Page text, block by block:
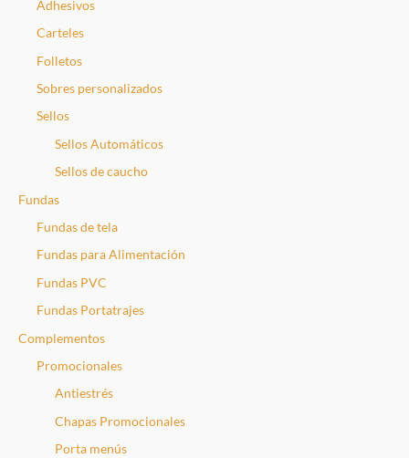
Adhesivos
Carteles
Folletos
Sobres personalizados
Sellos
Sellos Automáticos
Sellos de caucho
Fundas
Fundas de tela
Fundas para Alimentación
Fundas PVC
Fundas Portatrajes
Complementos
Promocionales
Antiestrés
Chapas Promocionales
Porta menús